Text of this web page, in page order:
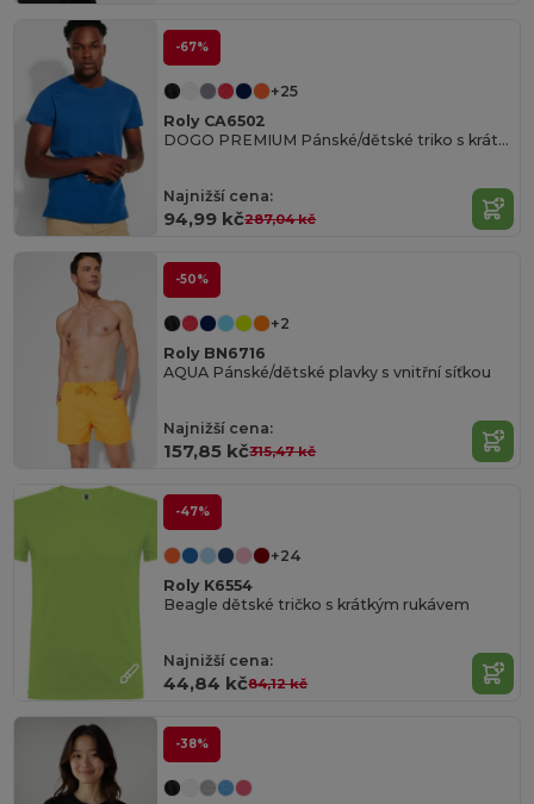
-67%
+25
Roly CA6502
DOGO PREMIUM Pánské/dětské triko s krátkým rukávem
Najnižší cena:
94,99 kč287,04 kč
-50%
+2
Roly BN6716
AQUA Pánské/dětské plavky s vnitřní síťkou
Najnižší cena:
157,85 kč315,47 kč
-47%
+24
Roly K6554
Beagle dětské tričko s krátkým rukávem
Najnižší cena:
44,84 kč84,12 kč
-38%